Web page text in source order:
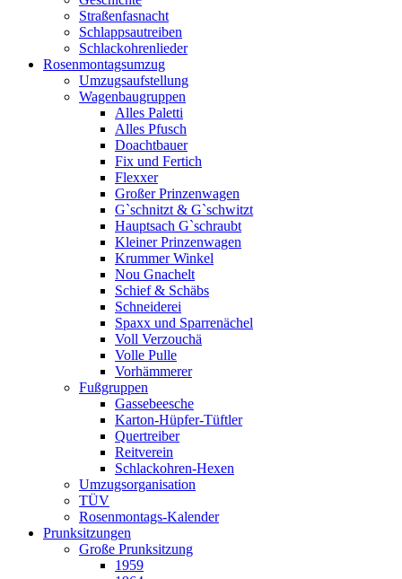
Straßenfasnacht
Schlappsautreiben
Schlackohrenlieder
Rosenmontagsumzug
Umzugsaufstellung
Wagenbaugruppen
Alles Paletti
Alles Pfusch
Doachtbauer
Fix und Fertich
Flexxer
Großer Prinzenwagen
Gˋschnitzt & Gˋschwitzt
Hauptsach G`schraubt
Kleiner Prinzenwagen
Krummer Winkel
Nou Gnachelt
Schief & Schäbs
Schneiderei
Spaxx und Sparrenächel
Voll Verzouchä
Volle Pulle
Vorhämmerer
Fußgruppen
Gassebeesche
Karton-Hüpfer-Tüftler
Quertreiber
Reitverein
Schlackohren-Hexen
Umzugsorganisation
TÜV
Rosenmontags-Kalender
Prunksitzungen
Große Prunksitzung
1959